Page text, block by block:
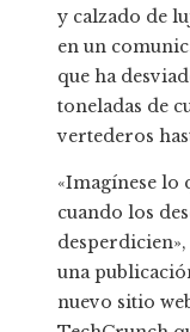
y calzado de
en un
que ha
toneladas de
vertederos
«Imagínese lo
cuando los
una
nuevo sitio